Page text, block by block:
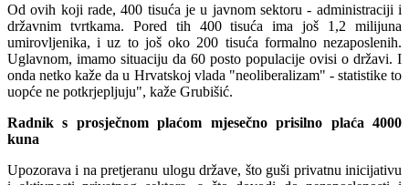
Od ovih koji rade, 400 tisuća je u javnom sektoru - administraciji i
državnim tvrtkama. Pored tih 400 tisuća ima još 1,2 milijuna
umirovljenika, i uz to još oko 200 tisuća formalno nezaposlenih.
Uglavnom, imamo situaciju da 60 posto populacije ovisi o državi. I
onda netko kaže da u Hrvatskoj vlada "neoliberalizam" - statistike to
uopće ne potkrjepljuju", kaže Grubišić.
Radnik s prosječnom plaćom mjesečno prisilno plaća 4000
kuna
Upozorava i na pretjeranu ulogu države, što guši privatnu inicijativu